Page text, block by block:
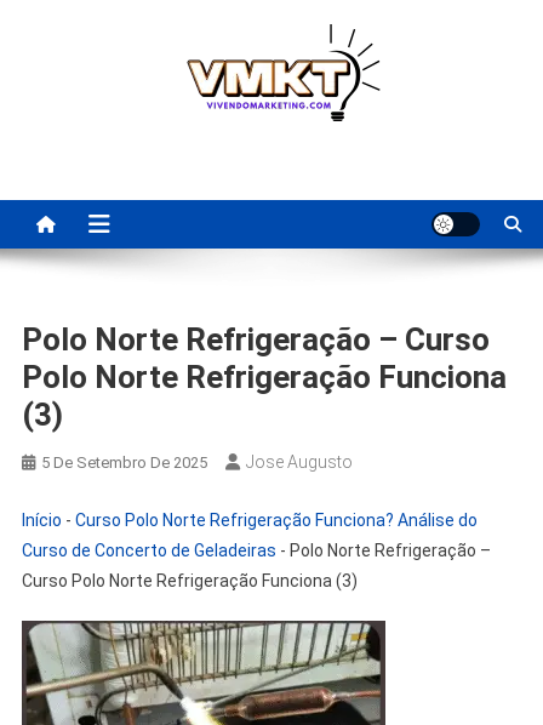
Para Revenda | Vivendo
Marketing
Polo Norte Refrigeração – Curso
Polo Norte Refrigeração Funciona
(3)
5 De Setembro De 2025 Jose Augusto
Início - Curso Polo Norte Refrigeração Funciona? Análise do
Curso de Concerto de Geladeiras - Polo Norte Refrigeração –
Curso Polo Norte Refrigeração Funciona (3)